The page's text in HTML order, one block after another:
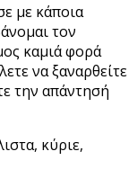
με κάποια
τον
καμιά φορά
να ξαναρθείτε
την απάντησή
κύριε,